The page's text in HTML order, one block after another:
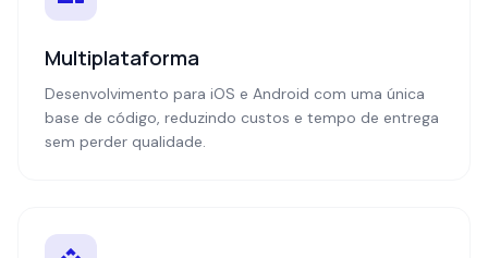
Multiplataforma
Desenvolvimento para iOS e Android com uma única
base de código, reduzindo custos e tempo de entrega
sem perder qualidade.